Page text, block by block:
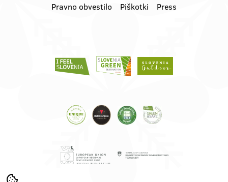
Pravno obvestilo Piškotki Press